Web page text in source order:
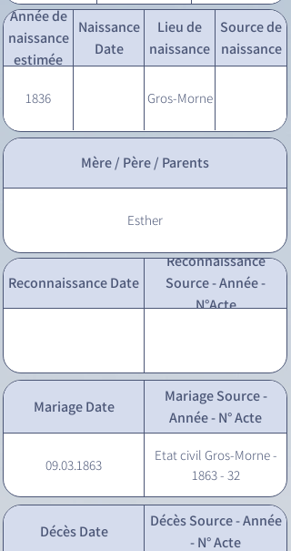
Année de
naissance
estimée
Naissance
Date
Lieu de
naissance
Source de
naissance
1836 Gros-Morne
Mère / Père / Parents
Esther
Reconnaissance Date
Reconnaissance
Source - Année -
N°Acte
Mariage Date
Mariage Source -
Année - N° Acte
09.03.1863
Etat civil Gros-Morne -
1863 - 32
Décès Date
Décès Source - Année
- N° Acte